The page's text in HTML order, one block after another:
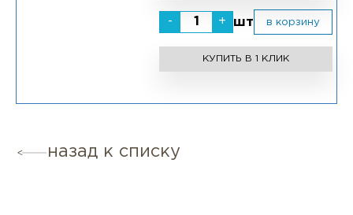
- + шт в корзину
КУПИТЬ В 1 КЛИК
назад к списку